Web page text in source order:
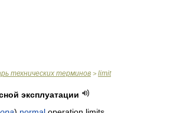
технических терминов > limit
эксплуатации